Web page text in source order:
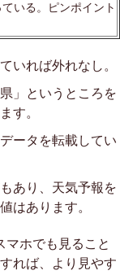
いる。ピンポイント
いれば外れなし。
」というところを
す。
ータを転載してい
あり、天気予報を
はあります。
マホでも見ること
れば、より見やす